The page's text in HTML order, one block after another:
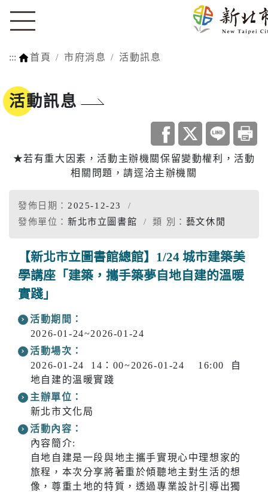
::: 首頁 市府消息 活動訊息
活動訊息
★若有重大因素，活動主辦機關保留變動權利，活動
相關問題，請逕洽主辦機關
發佈日期： 2025-12-23
發佈單位： 新北市立圖書館 類 別： 藝文休閒
【新北市立圖書館總館】1/24 城市建築美
學講座「建築，攜手築夢自地自建的溫暖
實踐」
活動期間：
2026-01-24~2026-01-24
活動場次：
2026-01-24 14：00~2026-01-24 16:00 自
地自建的溫暖實踐
主辦單位：
新北市文化局
活動內容：
內容簡介:
自地自建是一段與地主攜手實現心中理想家的
旅程，本次分享將著重於傾聽地主對生活的想
像，尊重土地的特質，透過專業設計引導出獨